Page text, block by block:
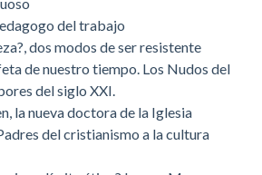
del trabajo
dos modos de ser resistente
de nuestro tiempo. Los Nudos del
del siglo XXI.
la nueva doctora de la Iglesia
del cristianismo a la cultura